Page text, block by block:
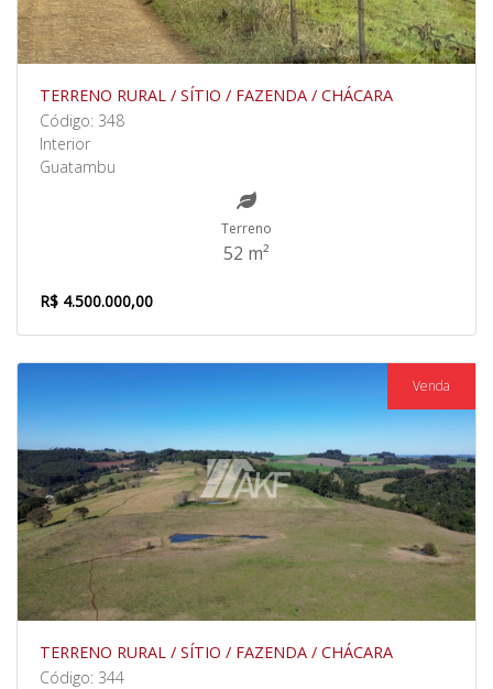
TERRENO RURAL / SÍTIO / FAZENDA / CHÁCARA
Código: 348
Interior
Guatambu
Terreno
52 m²
R$ 4.500.000,00
Venda
TERRENO RURAL / SÍTIO / FAZENDA / CHÁCARA
Código: 344